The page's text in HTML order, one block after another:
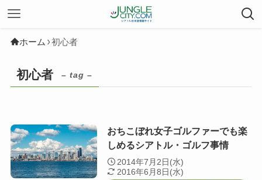
ホーム 初心者
初心者 – tag –
おちこぼれ女子ゴルファーでも楽
しめるシアトル・ゴルフ事情
2014年7月2日(水)
2016年6月8日(水)